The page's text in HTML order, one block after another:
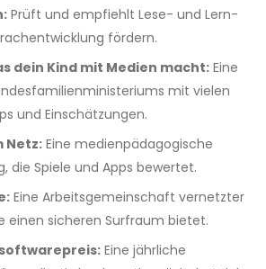
Prüft und empfiehlt Lese- und Lern-
fördern.
dein Kind mit Medien macht: Eine
mit vielen
und Einschätzungen.
Netz: Eine medienpädagogische
die Spiele und Apps bewertet.
Eine Arbeitsgemeinschaft vernetzter
einen sicheren Surfraum bietet.
Eine jährliche